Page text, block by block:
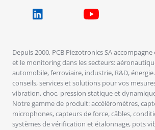
Depuis 2000, PCB Piezotronics SA accompagne
et le monitoring dans les secteurs:
automobile, ferroviaire, industrie, R&D,
conseils, services et solutions pour vos
vibration, choc, pression statique et
Notre gamme de produit: accéléromètres,
microphones, capteurs de force, câbles,
systèmes de vérification et étalonnage, pots